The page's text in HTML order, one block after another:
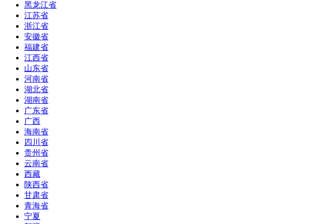
黑龙江省
江苏省
浙江省
安徽省
福建省
江西省
山东省
河南省
湖北省
湖南省
广东省
广西
海南省
四川省
贵州省
云南省
西藏
陕西省
甘肃省
青海省
宁夏